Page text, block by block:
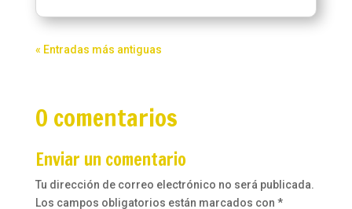
« Entradas más antiguas
0 comentarios
Enviar un comentario
Tu dirección de correo electrónico no será publicada.
Los campos obligatorios están marcados con *